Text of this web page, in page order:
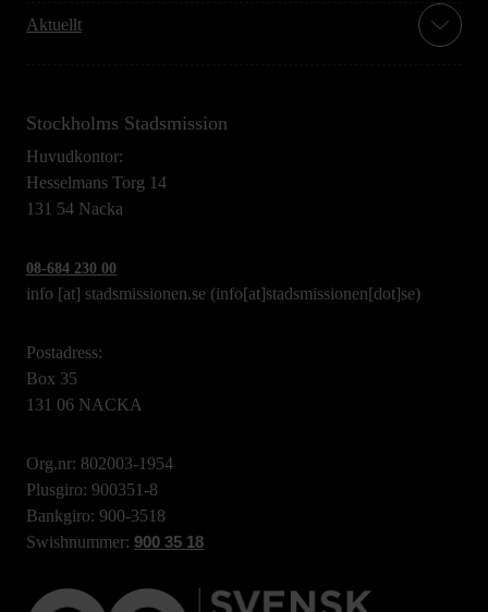
Aktuellt
Stockholms Stadsmission
Huvudkontor:
Hesselmans Torg 14
131 54 Nacka
08-684 230 00
info [at] stadsmissionen.se (info[at]stadsmissionen[dot]se)
Postadress:
Box 35
131 06 NACKA
Org.nr: 802003-1954
Plusgiro: 900351-8
Bankgiro: 900-3518
Swishnummer: 900 35 18